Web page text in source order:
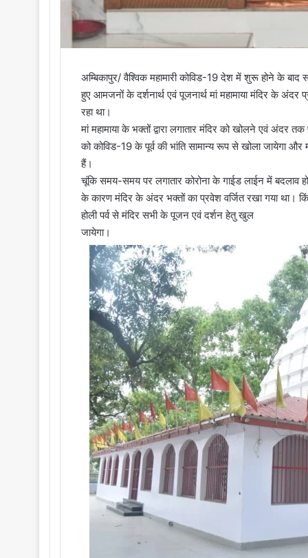
अम्बिकापुर/ वैश्विक महामारी कोविड-19 देश में शुरू होने के बाद
हुए आमजनों के दर्शनार्थ एवं पूजनार्थ मां महामाया मंदिर के अंदर
रहा था।
मां महामाया के भक्तों द्वारा लगातार मंदिर को खोलने एवं अंदर
को कोविड-19 के पूर्व की भांति सामान्य रूप से खोला जायेगा
हैं।
चूंकि समय-समय पर लगातार कोरोना के गाईड लाईन में
के कारण मंदिर के अंदर भक्तों का प्रवेश वर्जित रखा गया था।
होली पर्व से मंदिर सभी के पूजन एवं दर्शन हेतु खुल
जायेगा।